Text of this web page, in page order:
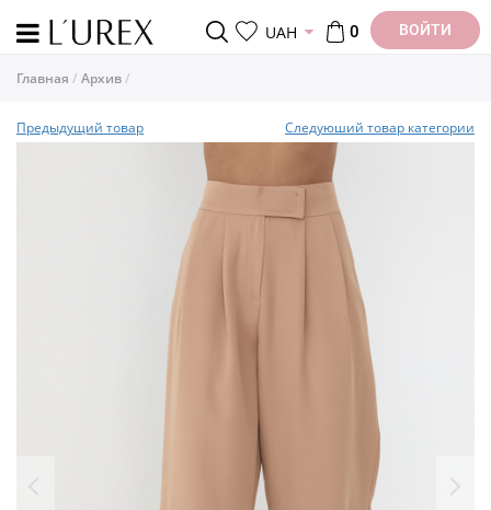
UAH 0 ВОЙТИ
Главная Архив
Предыдущий товар Следуюший товар категории